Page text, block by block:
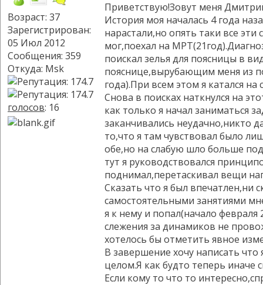
Возраст: 37
Зарегистрирован:
05 Июл 2012
Сообщения: 359
Откуда: Msk
голосов: 16
Приветствую!Зовут меня
История моя началась 4 года
нарастали,но опять таки все
мог,поехал на
поискал зелья для поясницы в
пояснице,вырубающим меня из
года).При всем этом я катался
Снова в поисках наткнулся на
как только я начал заниматься
заканчивались неудачно,никто
то,что я там чувствовал было
обе,но на слабую шло больше
тут я руководствовался
поднимал,перетаскивал вещи
Сказать что я был впечатлен,ни
самостоятельными занятиями
я к нему и попал(начало
слежения за динамиков не
хотелось бы отметить явное
В завершение хочу написать
целом.Я как будто теперь иначе
Если кому то что то